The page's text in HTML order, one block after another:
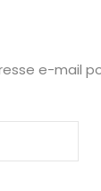
e-mail